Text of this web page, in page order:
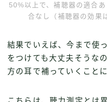
50%以上で、補聴器の適合
合なし（補聴器の効果
結果でいえば、今まで使
をつけても大丈夫そうな
方の耳で補っていくこと